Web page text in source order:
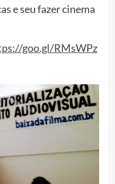
e seu fazer cinema
goo.gl/RMsWPz